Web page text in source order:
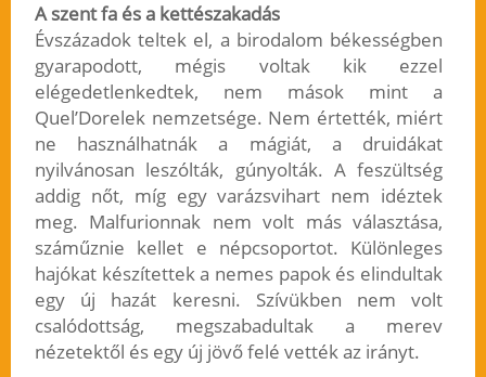
A szent fa és a kettészakadás
Évszázadok teltek el, a birodalom békességben
gyarapodott, mégis voltak kik ezzel
elégedetlenkedtek, nem mások mint a
Quel’Dorelek nemzetsége. Nem értették, miért
ne használhatnák a mágiát, a druidákat
nyilvánosan leszólták, gúnyolták. A feszültség
addig nőt, míg egy varázsvihart nem idéztek
meg. Malfurionnak nem volt más választása,
száműznie kellet e népcsoportot. Különleges
hajókat készítettek a nemes papok és elindultak
egy új hazát keresni. Szívükben nem volt
csalódottság, megszabadultak a merev
nézetektől és egy új jövő felé vették az irányt.